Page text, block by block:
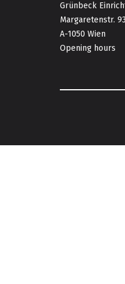
Grünbeck
Margaretenstr. 93
A-1050 Wien
Opening hours